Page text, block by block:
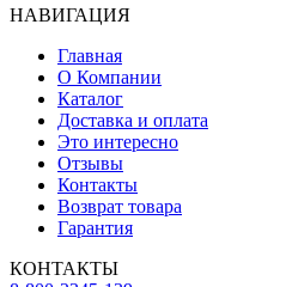
НАВИГАЦИЯ
Главная
О Компании
Каталог
Доставка и оплата
Это интересно
Отзывы
Контакты
Возврат товара
Гарантия
КОНТАКТЫ